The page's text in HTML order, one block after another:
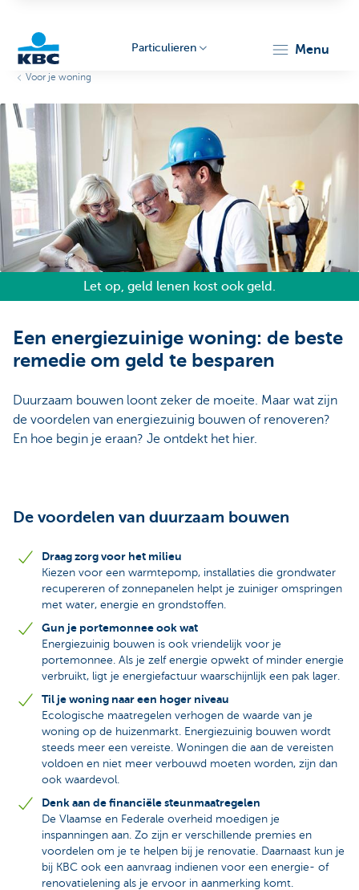
Particulieren
Particulieren menu
Voor je woning
Let op, geld lenen kost ook geld.
Een energiezuinige woning: de beste
remedie om geld te besparen
Duurzaam bouwen loont zeker de moeite. Maar wat zijn
de voordelen van energiezuinig bouwen of renoveren?
En hoe begin je eraan? Je ontdekt het hier.
De voordelen van duurzaam bouwen
Draag zorg voor het milieu
Kiezen voor een warmtepomp, installaties die grondwater
recupereren of zonnepanelen helpt je zuiniger omspringen
met water, energie en grondstoffen.
Gun je portemonnee ook wat
Energiezuinig bouwen is ook vriendelijk voor je
portemonnee. Als je zelf energie opwekt of minder energie
verbruikt, ligt je energiefactuur waarschijnlijk een pak lager.
Til je woning naar een hoger niveau
Ecologische maatregelen verhogen de waarde van je
woning op de huizenmarkt. Energiezuinig bouwen wordt
steeds meer een vereiste. Woningen die aan de vereisten
voldoen en niet meer verbouwd moeten worden, zijn dan
ook waardevol.
Denk aan de financiële steunmaatregelen
De Vlaamse en Federale overheid moedigen je
inspanningen aan. Zo zijn er verschillende premies en
voordelen om je te helpen bij je renovatie. Daarnaast kun je
bij KBC ook een aanvraag indienen voor een energie- of
renovatielening als je ervoor in aanmerking komt.